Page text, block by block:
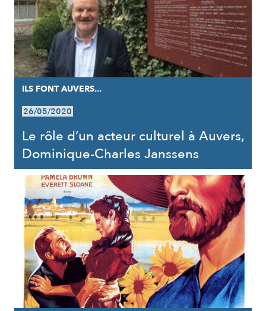
ILS FONT AUVERS...
26/05/2020
Le rôle d’un acteur culturel à Auvers,
Dominique-Charles Janssens